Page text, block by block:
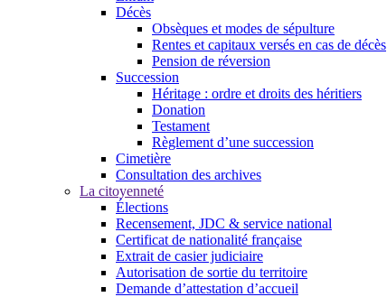
Décès
Obsèques et modes de sépulture
Rentes et capitaux versés en cas de décès
Pension de réversion
Succession
Héritage : ordre et droits des héritiers
Donation
Testament
Règlement d’une succession
Cimetière
Consultation des archives
La citoyenneté
Élections
Recensement, JDC & service national
Certificat de nationalité française
Extrait de casier judiciaire
Autorisation de sortie du territoire
Demande d’attestation d’accueil